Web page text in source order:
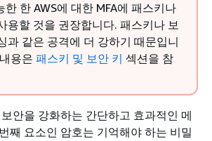
한 한 AWS에 대한 MFA에 패스키나
용할 것을 권장합니다. 패스키나 보
과 같은 공격에 더 강하기 때문입니
용은 패스키 및 보안 키 섹션을 참
안을 강화하는 간단하고 효과적인 메
째 요소인 암호는 기억해야 하는 비밀